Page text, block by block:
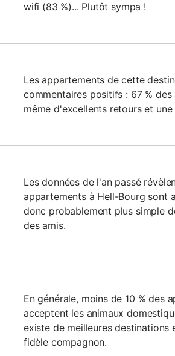
wifi (83 %)... Plutôt sympa !
Les appartements de cette
commentaires positifs : 67 %
même d'excellents retours et
Les données de l'an passé
appartements à Hell-Bourg sont
donc probablement plus simple
des amis.
En générale, moins de 10 % des
acceptent les animaux
existe de meilleures destinations
fidèle compagnon.